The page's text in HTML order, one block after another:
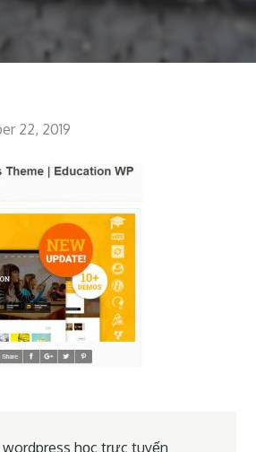
22, 2019
học trực tuyến